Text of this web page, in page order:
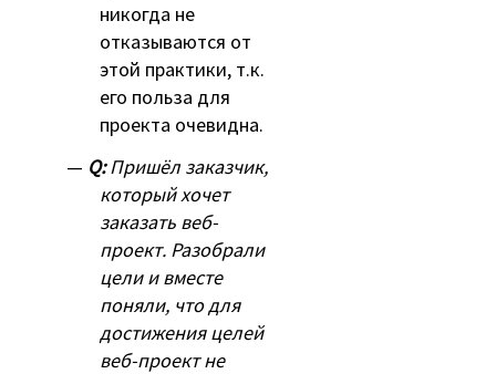
никогда не
отказываются от
этой практики, т.к.
его польза для
проекта очевидна.
Q:Пришёл заказчик,
который хочет
заказать веб-
проект. Разобрали
цели и вместе
поняли, что для
достижения целей
веб-проект не